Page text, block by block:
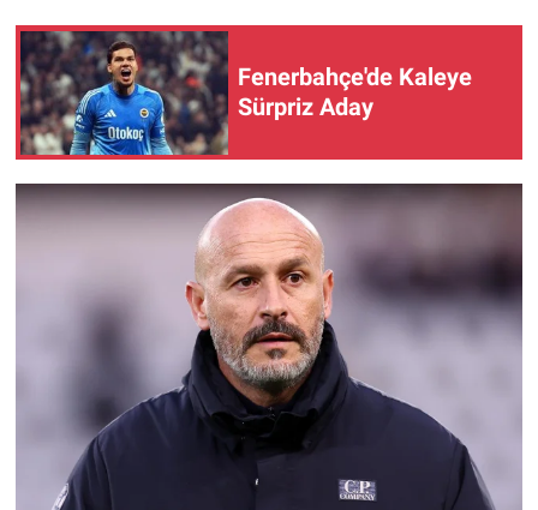
Fenerbahçe'de Kaleye
Sürpriz Aday